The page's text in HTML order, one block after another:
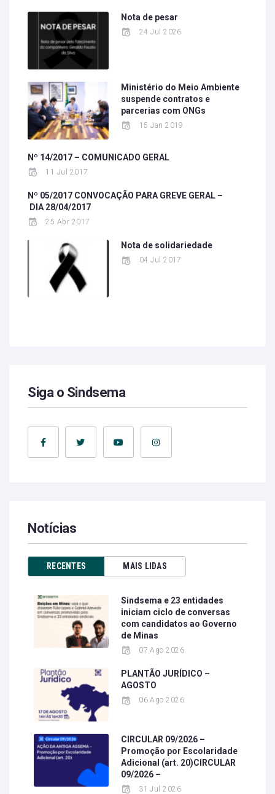
Nota de pesar
24 Jul 2026
Ministério do Meio Ambiente
suspende contratos e
parcerias com ONGs
15 Jan 2019
Nº 14/2017 – COMUNICADO GERAL
11 Jul 2017
Nº 05/2017 CONVOCAÇÃO PARA GREVE GERAL –
DIA 28/04/2017
25 Abr 2017
Nota de solidariedade
04 Jul 2017
Siga o Sindsema
Notícias
RECENTES MAIS LIDAS
Sindsema e 23 entidades
iniciam ciclo de conversas
com candidatos ao Governo
de Minas
07 Ago 2026
PLANTÃO JURÍDICO –
AGOSTO
06 Ago 2026
CIRCULAR 09/2026 –
Promoção por Escolaridade
Adicional (art. 20)CIRCULAR
09/2026 –
31 Jul 2026